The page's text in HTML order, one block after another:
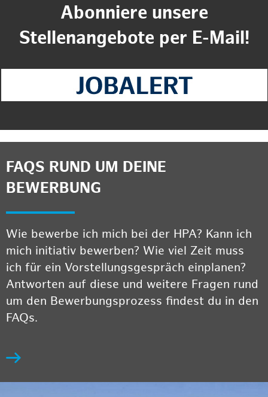
Abonniere unsere
Stellenangebote per E-Mail!
FAQS RUND UM DEINE
BEWERBUNG
Wie bewerbe ich mich bei der HPA? Kann ich
mich initiativ bewerben? Wie viel Zeit muss
ich für ein Vorstellungsgespräch einplanen?
Antworten auf diese und weitere Fragen rund
um den Bewerbungsprozess findest du in den
FAQs.